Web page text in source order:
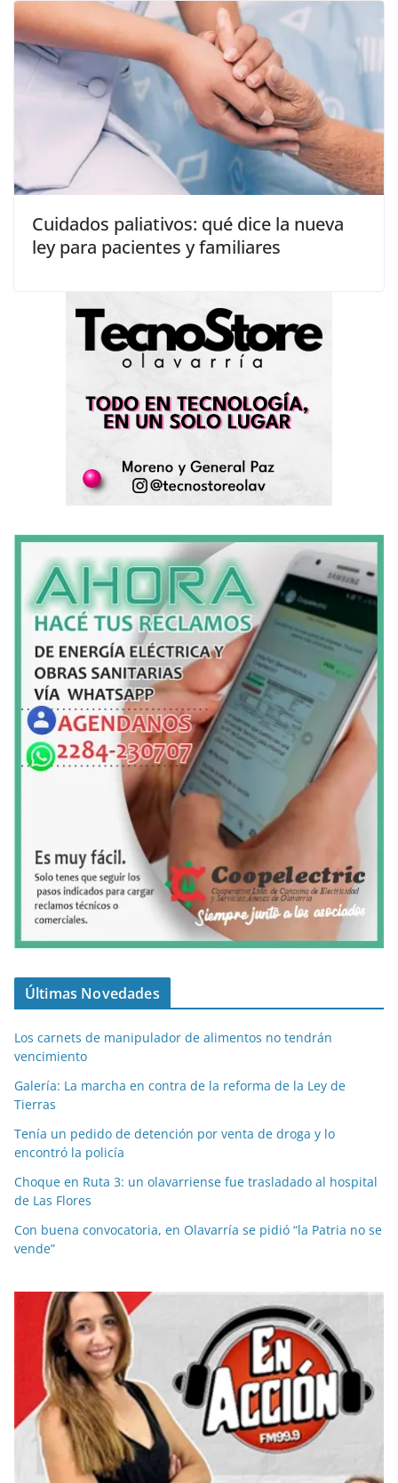
Cuidados paliativos: qué dice la nueva
ley para pacientes y familiares
Últimas Novedades
Los carnets de manipulador de alimentos no tendrán
vencimiento
Galería: La marcha en contra de la reforma de la Ley de
Tierras
Tenía un pedido de detención por venta de droga y lo
encontró la policía
Choque en Ruta 3: un olavarriense fue trasladado al hospital
de Las Flores
Con buena convocatoria, en Olavarría se pidió “la Patria no se
vende”